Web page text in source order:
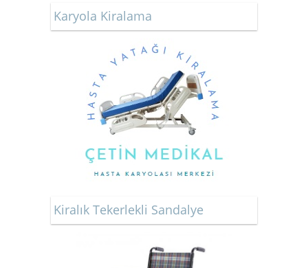
Karyola Kiralama
Kiralık Tekerlekli Sandalye